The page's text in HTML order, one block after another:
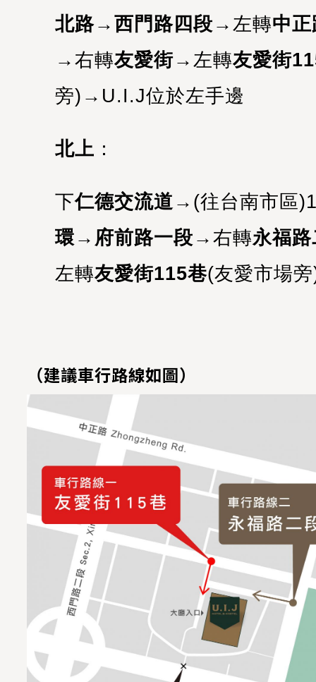
北路→ 西門路四段 →左轉中正
→右轉友愛街→左轉友愛街
旁)→U.I.J位於左手邊
北上 ：
下仁德交流道→(往台南市區
環 → 府前路一段 →右轉永福
左轉友愛街115巷(友愛市場
（建議車行路線如圖）